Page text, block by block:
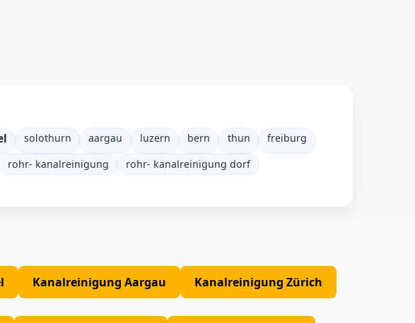
solothurn aargau luzern bern thun
freiburg
rohr- kanalreinigung
rohr- kanalreinigung dorf
Kanalreinigung Aargau Kanalreinigung Zürich